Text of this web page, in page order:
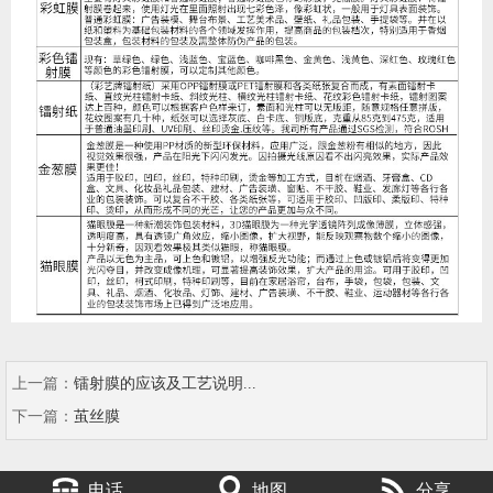
上一篇： 镭射膜的应该及工艺说明...
下一篇： 茧丝膜